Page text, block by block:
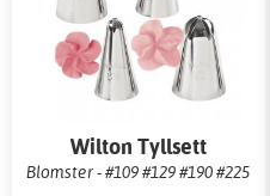
Wilton Tyllsett
Blomster - #109 #129 #190 #225